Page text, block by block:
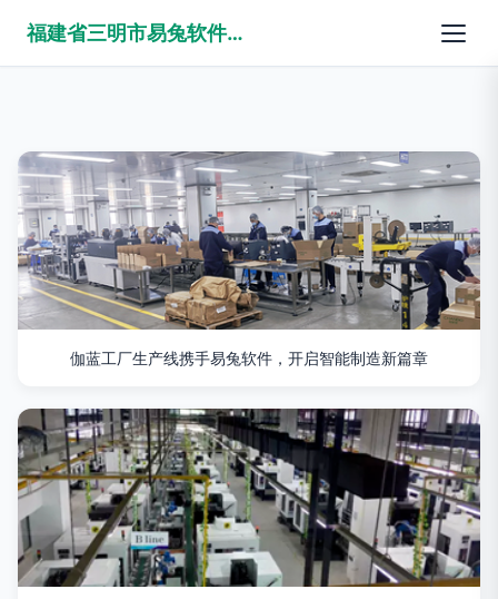
福建省三明市易兔软件有限公司
伽蓝工厂生产线携手易兔软件，开启智能制造新篇章